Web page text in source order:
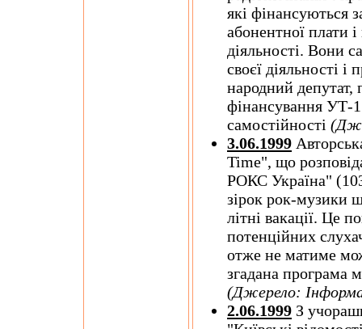
які фінансуються
абонентної плати
діяльності. Вони
своєї діяльності і
народний
фінансування УТ-
самостійності
3.06.1999
Time", що
РОКС Україна"
зірок рок-музики
літні вакації. Це
потенційних
отже не матиме
згадана програма
(Джерело:
2.06.1999 З